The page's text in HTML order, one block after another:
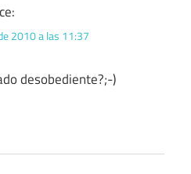
2010 a las 11:37
desobediente?;-)